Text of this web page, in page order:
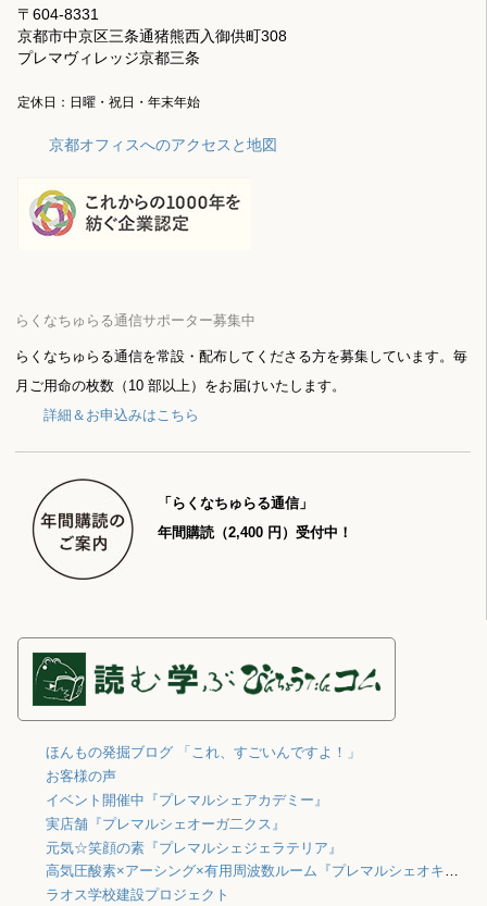
〒604-8331
京都市中京区三条通猪熊西入御供町308
プレマヴィレッジ京都三条
定休日：日曜・祝日・年末年始
京都オフィスへのアクセスと地図
らくなちゅらる通信サポーター募集中
らくなちゅらる通信を常設・配布してくださる方を募集しています。毎
月ご用命の枚数（10 部以上）をお届けいたします。
詳細＆お申込みはこちら
「らくなちゅらる通信」
年間購読（2,400 円）受付中！
ほんもの発掘ブログ 「これ、すごいんですよ！」
お客様の声
イベント開催中『プレマルシェアカデミー』
実店舗『プレマルシェオーガ二クス』
元気☆笑顔の素『プレマルシェジェラテリア』
高気圧酸素×アーシング×有用周波数ルーム『プレマルシェオキシジェン』
ラオス学校建設プロジェクト